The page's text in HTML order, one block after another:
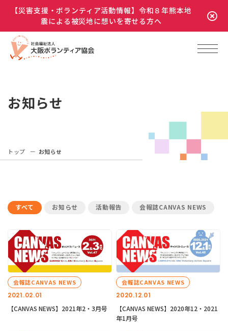
【災害支援・ボランティア活動情報】令和８年熊本地
震による被災地に想いを寄せる方へ
お知らせ
トップ お知らせ
すべて お知らせ 活動報告 会報誌CANVAS NEWS
2021.02.01
会報誌CANVAS NEWS
【CANVAS NEWS】2021年2・3月号
2020.12.01
会報誌CANVAS NEWS
【CANVAS NEWS】2020年12・2021
年1月号